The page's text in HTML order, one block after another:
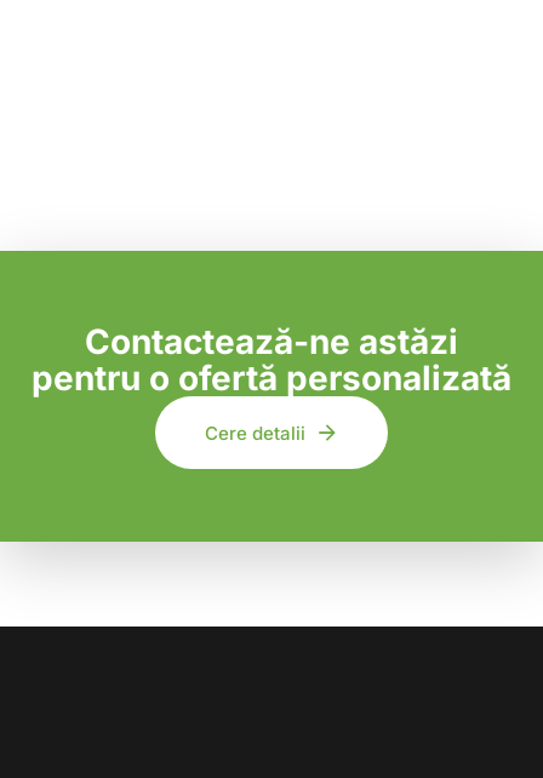
Contactează-ne astăzi
pentru o ofertă personalizată
Cere detalii